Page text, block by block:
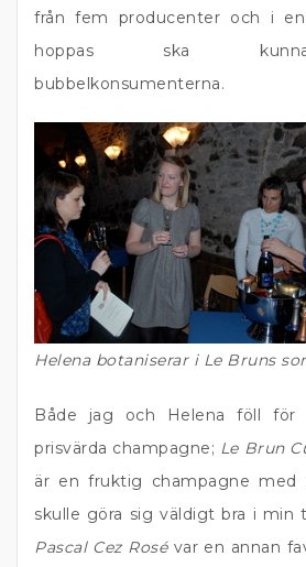
från fem producenter och i
hoppas ska
bubbelkonsumenterna.
Helena botaniserar i Le Bruns
Både jag och Helena föll för
prisvärda champagne; Le Brun
är en fruktig champagne med
skulle göra sig väldigt bra i min
Pascal Cez Rosévar en annan